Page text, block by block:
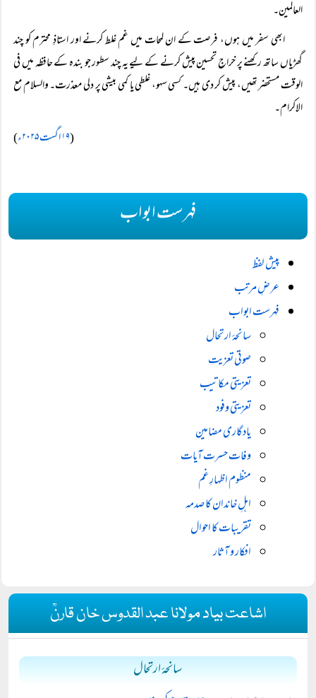
العالمین۔
ابھی سفر میں ہوں، فرصت کے ان لمحات میں غم غلط کرنے اور استاذِ محترم کو چند
گھڑیاں ساتھ رکھنے پر خراجِ تحسین پیش کرنے کے لیے یہ چند سطور جو بندہ کے حافظہ میں فی
الوقت مستحضر تھیں، پیش کر دی ہیں۔ کسی سہو، غلطی یا کمی بیشی پر دلی معذرت۔ والسلام مع
الاکرام۔
(۱۹ اگست ۲۰۲۵ء )
فہرست ابواب
پیش لفظ
عرضِ مرتب
فہرست ابواب
سانحۂ ارتحال
صوتی تعزیت
تعزیتی مکاتیب
تعزیتی وفود
یادگاری مضامین
وفات حسرت آیات
منظوم اظہارِ غم
اہلِ خاندان کا صدمہ
تقریبات کا احوال
افکار و آثار
اشاعت بیاد مولانا عبد القدوس خان قارنؒ
سانحۂ ارتحال